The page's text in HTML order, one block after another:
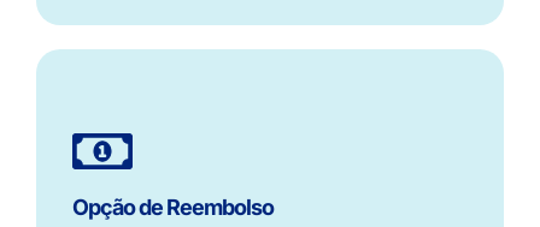
Opção de Reembolso